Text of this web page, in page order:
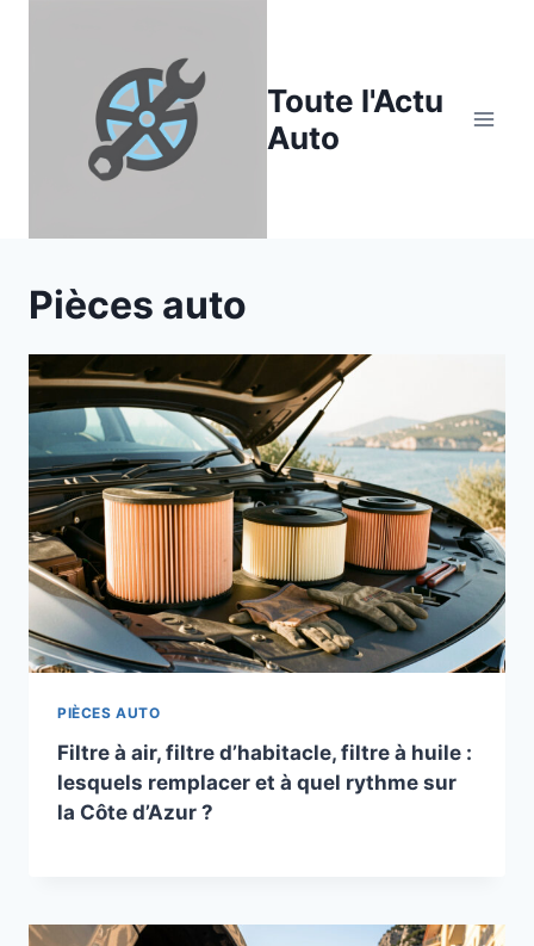
Toute l'Actu
Auto
Pièces auto
PIÈCES AUTO
Filtre à air, filtre d’habitacle, filtre à huile :
lesquels remplacer et à quel rythme sur
la Côte d’Azur ?